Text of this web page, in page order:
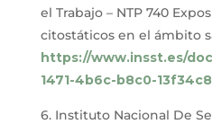
el Trabajo – NTP 740
citostáticos en el ámbito
https://www.insst.es/
1471-4b6c-b8c0-
6. Instituto Nacional De